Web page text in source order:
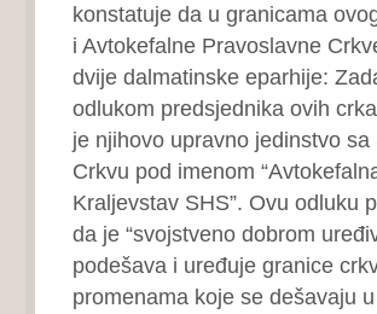
konstatuje da u granicama
i Avtokefalne Pravoslavne
dvije dalmatinske eparhije:
odlukom predsjednika ovih
je njihovo upravno jedinstvo
Crkvu pod imenom
Kraljevstav SHS”. Ovu odluku
da je “svojstveno dobrom
podešava i uređuje granice
promenama koje se dešavaju